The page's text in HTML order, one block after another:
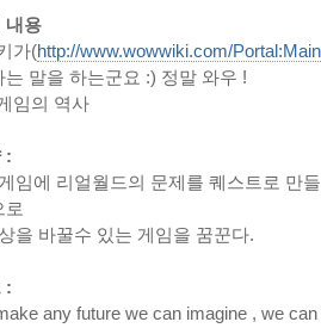
내용
가(http://www.wowwiki.com/Portal:Main
는 말을 하는군요 :) 정말 와우 !
임의 역사
:
임에 리얼월드의 문제를 퀘스트로 만
로
을 바꿀수 있는 게임을 꿈꾼다.
:
any future we can imagine , we